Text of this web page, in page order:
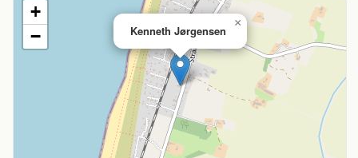
Kenneth Jørgensen
×
+
−